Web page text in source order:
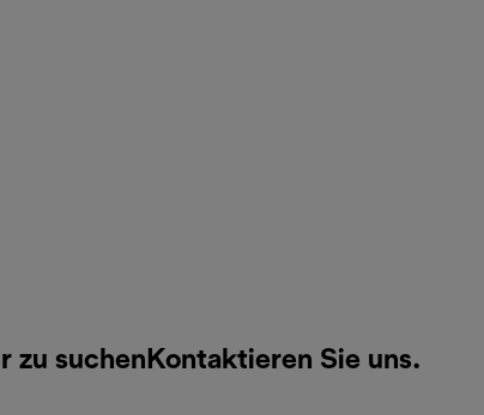
zu suchen Kontaktieren Sie uns.